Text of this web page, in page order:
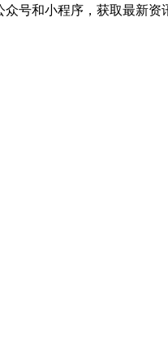
号和小程序，获取最新资